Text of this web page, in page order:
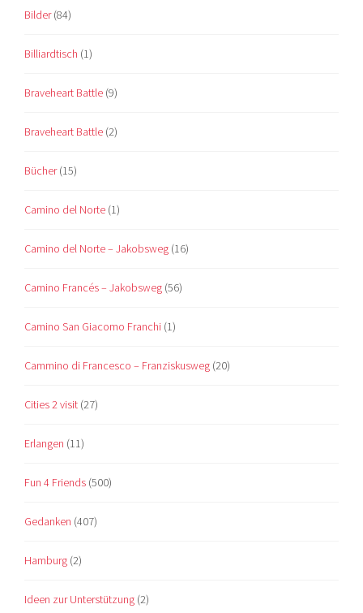
Bilder(84)
Billiardtisch (1)
Braveheart Battle (9)
Braveheart Battle (2)
Bücher(15)
Camino del Norte (1)
Camino del Norte – Jakobsweg (16)
Camino Francés – Jakobsweg (56)
Camino San Giacomo Franchi (1)
Cammino di Francesco – Franziskusweg (20)
Cities 2 visit (27)
Erlangen (11)
Fun 4 Friends (500)
Gedanken (407)
Hamburg (2)
Ideen zur Unterstützung (2)